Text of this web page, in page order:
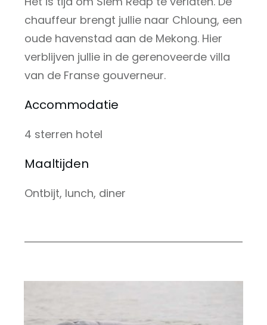
chauffeur brengt jullie naar Chloung, een
oude havenstad aan de Mekong. Hier
verblijven jullie in de gerenoveerde villa
van de Franse gouverneur.
Accommodatie
4 sterren hotel
Maaltijden
Ontbijt, lunch, diner